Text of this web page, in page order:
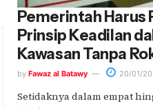
Pemerintah Harus
Prinsip Keadilan
Kawasan Tanpa
by Fawaz al Batawy 20/01/
Setidaknya dalam empat